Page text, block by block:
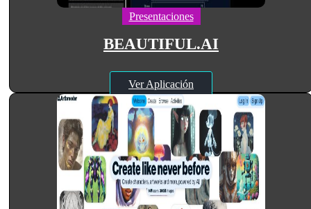
Presentaciones
BEAUTIFUL.AI
Ver Aplicación